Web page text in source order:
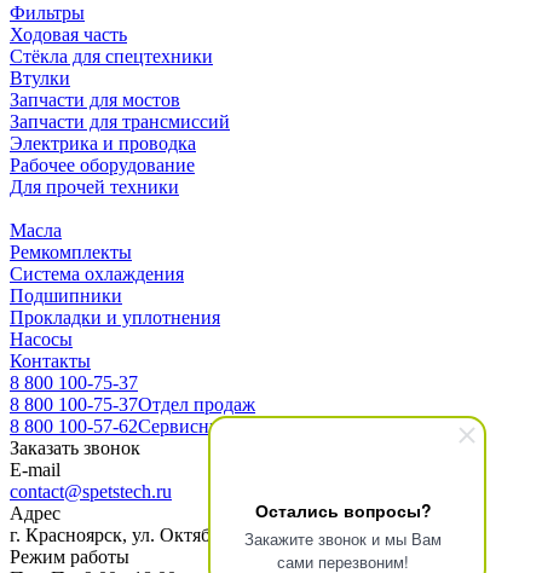
Остались вопросы?
Закажите звонок и мы Вам
сами перезвоним!
Фильтры
Ходовая часть
Стёкла для спецтехники
Втулки
Запчасти для мостов
Запчасти для трансмиссий
Электрика и проводка
Рабочее оборудование
Для прочей техники
Масла
Ремкомплекты
Система охлаждения
Подшипники
Прокладки и уплотнения
Насосы
Контакты
8 800 100-75-37
8 800 100-75-37Отдел продаж
8 800 100-57-62Сервисный центр
Заказать звонок
E-mail
contact@spetstech.ru
Адрес
г. Красноярск, ул. Октябрьская 16, офис 3-10
Режим работы